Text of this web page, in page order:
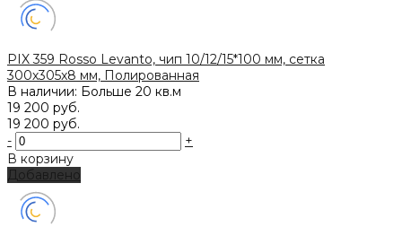
PIX 359 Rosso Levanto, чип 10/12/15*100 мм, сетка
300х305x8 мм, Полированная
В наличии: Больше 20 кв.м
19 200 руб.
19 200 руб.
-
+
В корзину
Добавлено